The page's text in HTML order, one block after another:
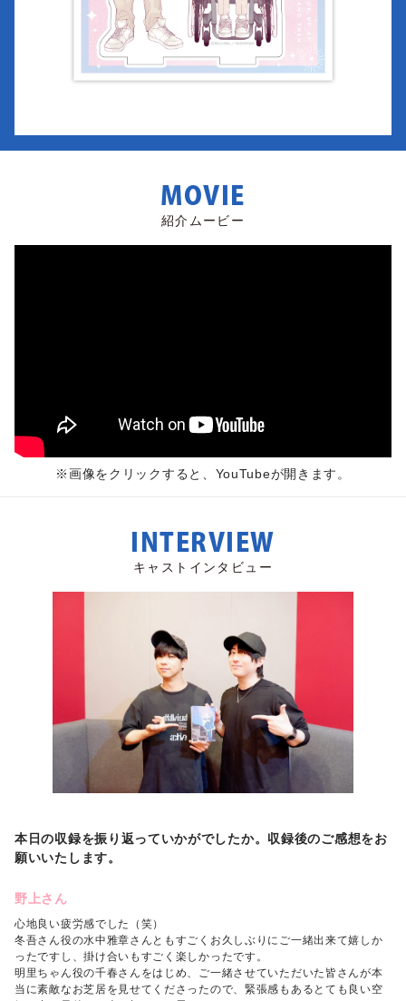
MOVIE
紹介ムービー
※画像をクリックすると、YouTubeが開きます。
INTERVIEW
キャストインタビュー
本日の収録を振り返っていかがでしたか。収録後のご感想をお
願いいたします。
野上さん
心地良い疲労感でした（笑）
冬吾さん役の水中雅章さんともすごくお久しぶりにご一緒出来て嬉しか
ったですし、掛け合いもすごく楽しかったです。
明里ちゃん役の千春さんをはじめ、ご一緒させていただいた皆さんが本
当に素敵なお芝居を見せてくださったので、緊張感もあるとても良い空